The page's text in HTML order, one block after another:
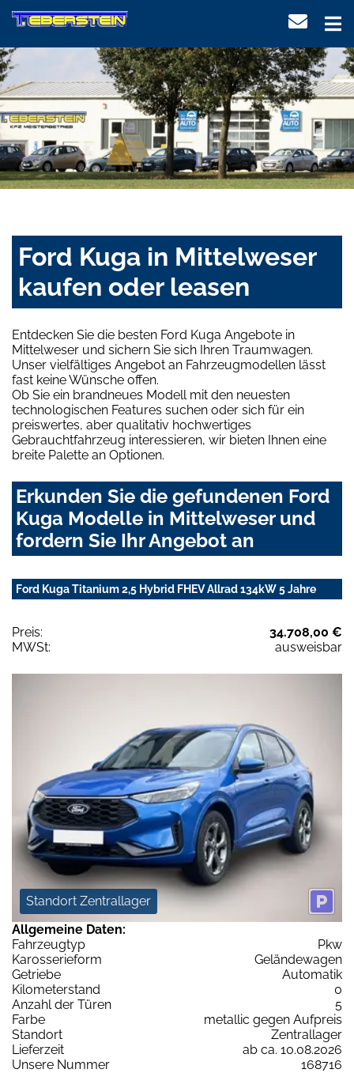
Ford Kuga in Mittelweser
kaufen oder leasen
Entdecken Sie die besten Ford Kuga Angebote in
Mittelweser und sichern Sie sich Ihren Traumwagen.
Unser vielfältiges Angebot an Fahrzeugmodellen lässt
fast keine Wünsche offen.
Ob Sie ein brandneues Modell mit den neuesten
technologischen Features suchen oder sich für ein
preiswertes, aber qualitativ hochwertiges
Gebrauchtfahrzeug interessieren, wir bieten Ihnen eine
breite Palette an Optionen.
Erkunden Sie die gefundenen Ford
Kuga Modelle in Mittelweser und
fordern Sie Ihr Angebot an
Ford Kuga Titanium 2,5 Hybrid FHEV Allrad 134kW 5 Jahre
Preis:
34.708,00 €
MWSt:
ausweisbar
Standort Zentrallager
Allgemeine Daten:
Fahrzeugtyp
Pkw
Karosserieform
Geländewagen
Getriebe
Automatik
Kilometerstand
0
Anzahl der Türen
5
Farbe
metallic gegen Aufpreis
Standort
Zentrallager
Lieferzeit
ab ca. 10.08.2026
Unsere Nummer
168716